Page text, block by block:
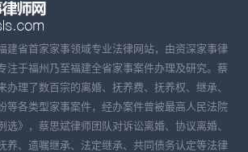
建省首家家事领域专业法律网站，由资深家事律
注于福州乃至福建全省家事案件办理及研究。蔡
办理了数百宗的离婚、抚养费、抚养权、继承、
等各类型家事案件，经办案件曾被最高人民法院
选》，蔡思斌律师团队对诉讼离婚、协议离婚、
养、遗嘱继承、法定继承、共同债务认定等法律